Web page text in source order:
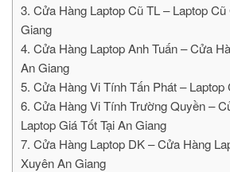
3. Cửa Hàng Laptop Cũ TL – Laptop
Giang
4. Cửa Hàng Laptop Anh Tuấn – Cửa
An Giang
5. Cửa Hàng Vi Tính Tấn Phát – Laptop
6. Cửa Hàng Vi Tính Trường Quyền –
Laptop Giá Tốt Tại An Giang
7. Cửa Hàng Laptop DK – Cửa Hàng
Xuyên An Giang